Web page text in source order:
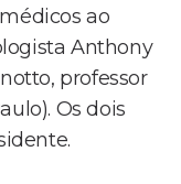
ao
Anthony
professor
Os dois